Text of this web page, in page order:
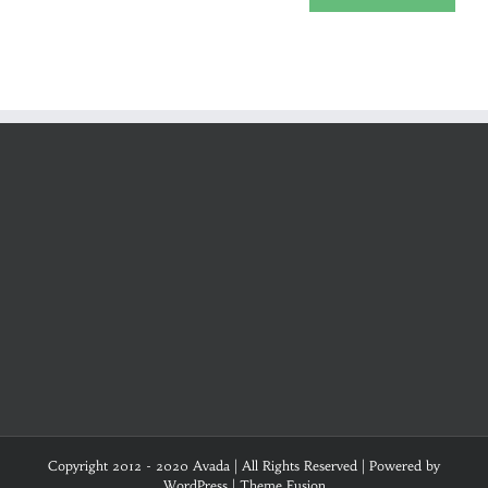
Copyright 2012 - 2020 Avada | All Rights Reserved | Powered by